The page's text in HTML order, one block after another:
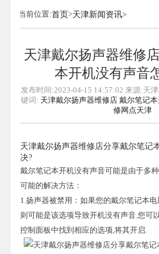
当前位置:首页>天津新闻资讯>
天津戴尔扬声器维修
本开机没有声音
发布时间:2023-04-15 14:57:02 来源:天
键词: 天津戴尔扬声器维修店 戴尔笔记
修网点天津
天津戴尔扬声器维修店分享戴尔笔记
决?
戴尔笔记本开机没有声音可能是由于多
可能的解决方法：
1.扬声器被禁用：如果您的戴尔笔记本
则可能是该选项导致开机没有声音.您可
控制面板中找到相应的选项,将其开启.